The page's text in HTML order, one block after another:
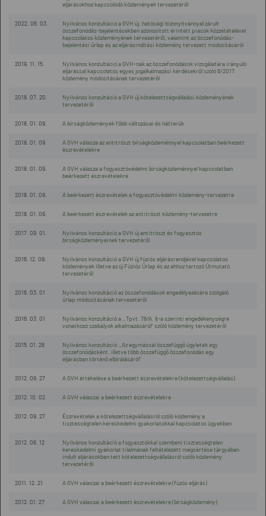
eljárásokhoz kapcsolódó közlemények tervezetéről
2022. 06. 03.
Nyilvános konzultáció a GVH új, hatósági bizonyítvánnyal zárult
összefonódás-bejelentésekben azonosított érintett piacok közzétételével
kapcsolatos közleményének tervezetéről, valamint az összefonódás-
bejelentési űrlap és az eljárásindítási közlemény tervezett módosításáról
2019. 11. 15.
Nyilvános konzultáció a GVH-nak az összefonódások vizsgálatára irányuló
eljárással kapcsolatos egyes jogalkalmazási kérdésekről szóló 6/2017.
közlemény módosításának tervezetéről
2018. 07. 20.
Nyilvános konzultáció a GVH új kötelezettségvállalási közleményének
tervezetéről
2018. 01. 09. A bírságközlemények főbb változásai és hátterük
2018. 01. 09.
A GVH válasza az antitröszt bírságközleménnyel kapcsolatban beérkezett
észrevételekre
2018. 01. 09.
A GVH válasza a fogyasztóvédelmi bírságközleménnyel kapcsolatban
beérkezett észrevételekre
2018. 01. 09. A beérkezett észrevételek a fogyasztóvédelmi közlemény-tervezetre
2018. 01. 09. A beérkezett észrevételek az antitröszt közlemény-tervezetre
2017. 09. 01.
Nyilvános konzultáció a GVH új antitröszt és fogyasztós
bírságközleményeinek tervezetéről
2016. 12. 09.
Nyilvános konzultáció a GVH új fúziós eljárásrendjével kapcsolatos
közlemények illetve az új Fúziós Űrlap és az ahhoz tartozó Útmutató
tervezetéről
2016. 03. 01
Nyilvános konzultáció az összefonódások engedélyezésére szolgáló
űrlap módosításának tervezetéről
2016. 03. 01
Nyilvános konzultáció a ,,Tpvt. 78/A. §-a szerinti engedékenységre
vonatkozó szabályok alkalmazásáról” szóló közlemény tervezetéről
2015. 01. 26
Nyilvános konzultáció ,,Az egymással összefüggő ügyletek egy
összefonódásként, illetve több összefüggő összefonódás egy
eljárásban történő elbírálásáról”
2012. 09. 27 A GVH értékelése a beérkezett észrevételekre (kötelezettségvállalás)
2012. 10. 02 A GVH válaszai a beérkezett észrevételekre
2012. 09. 27
Észrevételek a kötelezettségvállalásról szóló közlemény a
tisztességtelen kereskedelmi gyakorlatokkal kapcsolatos ügyekben
2012. 06. 12
Nyilvános konzultáció a fogyasztókkal szembeni tisztességtelen
kereskedelmi gyakorlat tilalmának feltételezett megsértése tárgyában
indult eljárásokban tett kötelezettségvállalásról szóló közlemény
tervezetéről
2011. 12. 21 A GVH válaszai a beérkezett észrevételekre (fúzós eljárás)
2012. 01. 27 A GVH válaszai a beérkezett észrevételekre (bírságközlemény)